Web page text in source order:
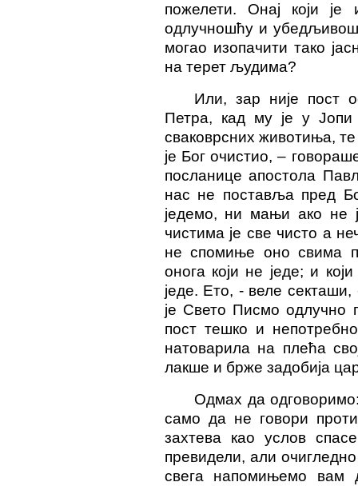
пожелети. Онај који је
одлучношћу и
могао изопачити тако
на терет људима?
Или, зар није пост
Петра, кад му је у Јопи
сваковрсних животиња,
је Бог очистио, –
посланице апостола
нас не поставља пред
једемо, ни мањи ако не
чистима је све чисто а
не спомиње оно свима
онога који не једе; и
једе. Ето, - веле
је Свето Писмо одлучно
пост тешко и
натоварила на плећа
лакше и брже задобија
Одмах да
само да не говори
захтева као услов
превидели, али
свега напомињемо вам